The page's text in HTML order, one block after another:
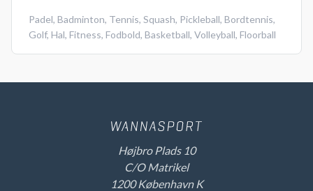
Padel, Badminton, Tennis, Squash, Pickleball, Bordtennis,
Golf, Hal, Fitness, Fodbold, Basketball, Volleyball, Floorball
Højbro Plads 10
C/O Matrikel
1200 København K